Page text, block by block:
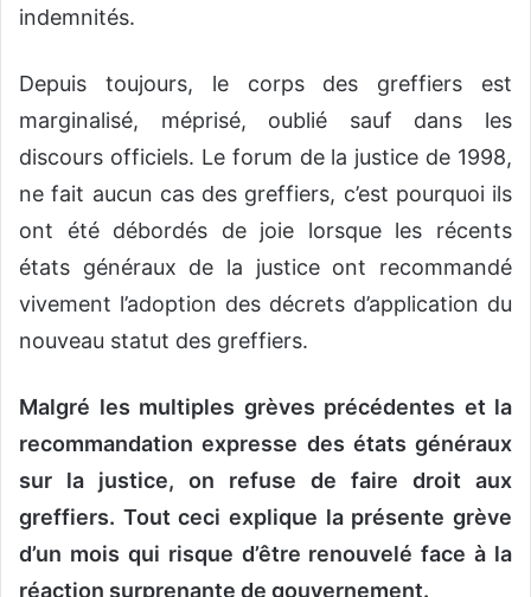
indemnités.
Depuis toujours, le corps des greffiers est
marginalisé, méprisé, oublié sauf dans les
discours officiels. Le forum de la justice de 1998,
ne fait aucun cas des greffiers, c’est pourquoi ils
ont été débordés de joie lorsque les récents
états généraux de la justice ont recommandé
vivement l’adoption des décrets d’application du
nouveau statut des greffiers.
Malgré les multiples grèves précédentes et la
recommandation expresse des états généraux
sur la justice, on refuse de faire droit aux
greffiers. Tout ceci explique la présente grève
d’un mois qui risque d’être renouvelé face à la
réaction surprenante de gouvernement.